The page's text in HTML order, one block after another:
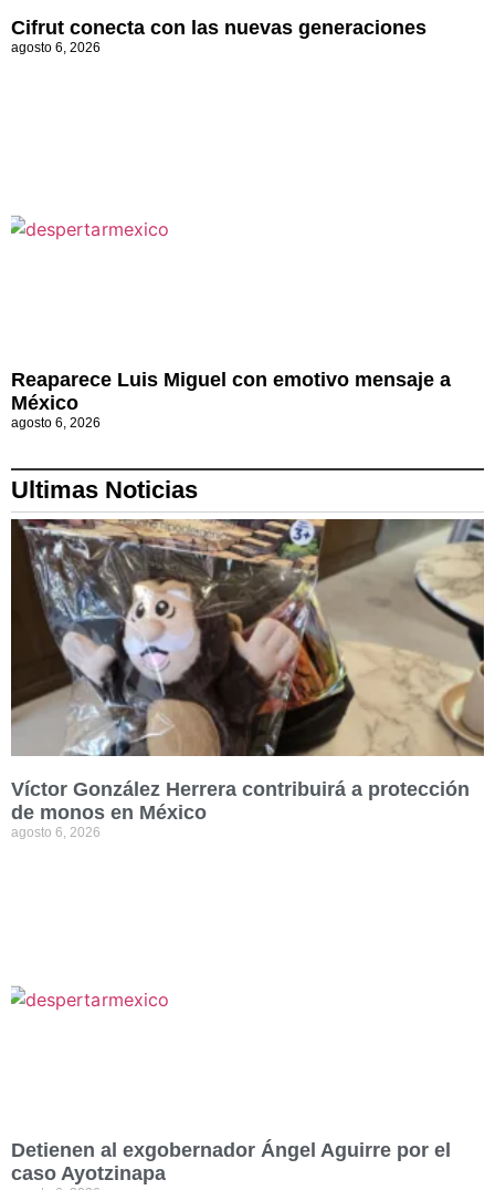
Cifrut conecta con las nuevas generaciones
agosto 6, 2026
Reaparece Luis Miguel con emotivo mensaje a
México
agosto 6, 2026
Ultimas Noticias
Víctor González Herrera contribuirá a protección
de monos en México
agosto 6, 2026
Detienen al exgobernador Ángel Aguirre por el
caso Ayotzinapa